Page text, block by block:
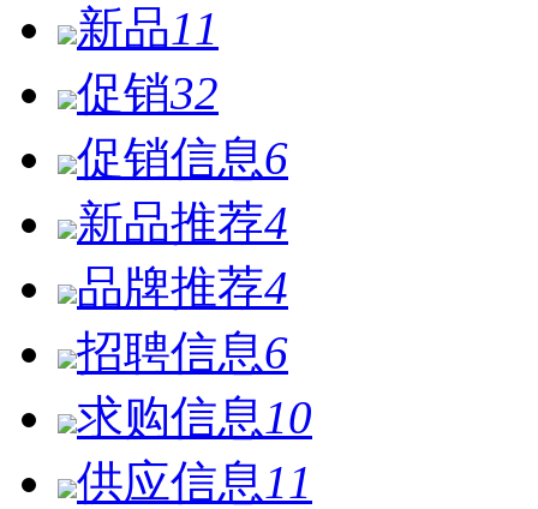
新品11
促销32
促销信息6
新品推荐4
品牌推荐4
招聘信息6
求购信息 10
供应信息 11